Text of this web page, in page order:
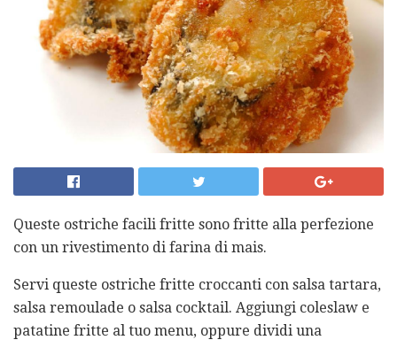
Queste ostriche facili fritte sono fritte alla perfezione
con un rivestimento di farina di mais.
Servi queste ostriche fritte croccanti con salsa tartara,
salsa remoulade o salsa cocktail. Aggiungi coleslaw e
patatine fritte al tuo menu, oppure dividi una